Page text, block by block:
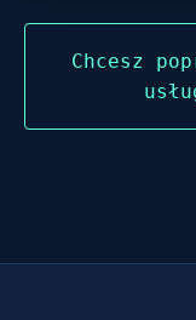
Chcesz